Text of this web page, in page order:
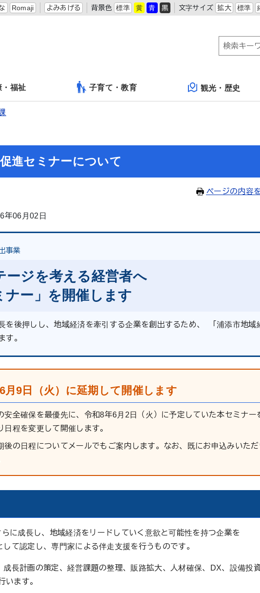
Romaji よみあげる 背景色 標準 黄 青 黒 文字サイズ 拡大 標準
・福祉 子育て・教育 観光・歴史
進セミナーについて
ページの内容
年06月02日
事業
ージを考える経営者へ
ナー」を開催します
を後押しし、地域経済を牽引する企業を創出するため、 「浦添市地域
す。
月9日（火）に延期して開催します
安全確保を最優先に、令和8年6月2日（火）に予定していた本セミナー
程を変更して開催します。
後の日程についてメールでもご案内します。なお、既にお申込みいた
に成長し、地域経済をリードしていく意欲と可能性を持つ企業を
て認定し、専門家による伴走支援を行うものです。
長計画の策定、経営課題の整理、販路拡大、人材確保、DX、設備投
います。